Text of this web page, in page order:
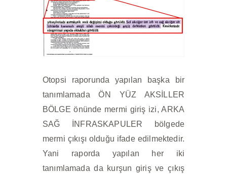
Otopsi raporunda yapılan başka bir
tanımlamada ÖN YÜZ AKSİLLER
BÖLGE önünde mermi giriş izi, ARKA
SAĞ İNFRASKAPULER bölgede
mermi çıkışı olduğu ifade edilmektedir.
Yani raporda yapılan her iki
tanımlamada da kurşun giriş ve çıkış